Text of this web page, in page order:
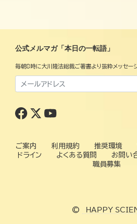
公式メルマガ「本日の一転語」
毎朝8時に大川隆法総裁ご著書より抜粋メッセー
ご案内 利用規約 推奨環境
ドライン
よくある質問 お問い
職員募集
© HAPPY